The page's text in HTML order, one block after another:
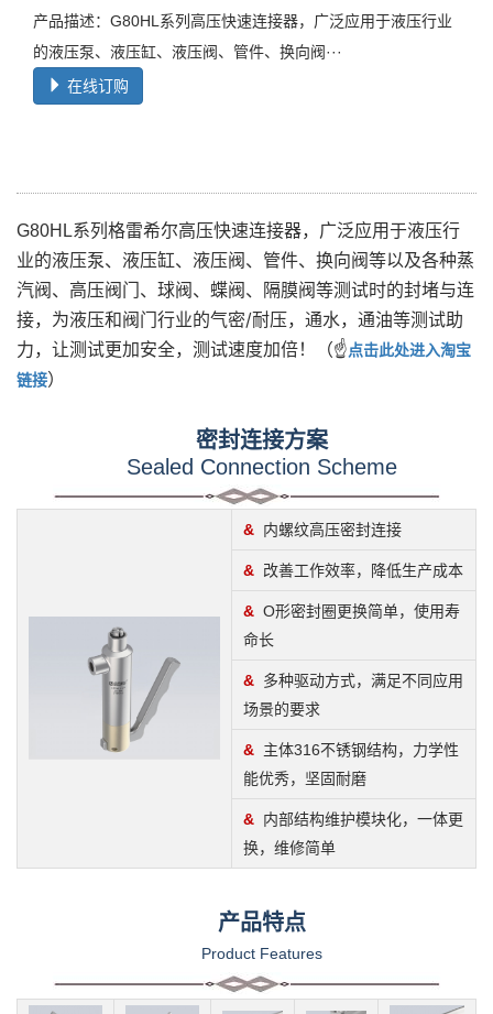
产品描述：G80HL系列高压快速连接器，广泛应用于液压行业
的液压泵、液压缸、液压阀、管件、换向阀···
在线订购
G80HL系列格雷希尔高压快速连接器，广泛应用于液压行
业的液压泵、液压缸、液压阀、管件、换向阀等以及各种蒸
汽阀、高压阀门、球阀、蝶阀、隔膜阀等测试时的封堵与连
接，为液压和阀门行业的气密/耐压，通水，通油等测试助
力，让测试更加安全，测试速度加倍！
（☝点击此处进入淘宝
链接）
密封连接方案
Sealed Connection Scheme
& 内螺纹高压密封连接
& 改善工作效率，降低生产成本
& O形密封圈更换简单，使用寿
命长
& 多种驱动方式，满足不同应用
场景的要求
& 主体316不锈钢结构，力学性
能优秀，坚固耐磨
& 内部结构维护模块化，一体更
换，维修简单
产品特点
Product Features